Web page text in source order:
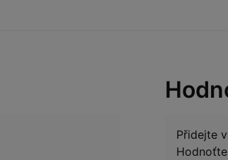
Přidejte